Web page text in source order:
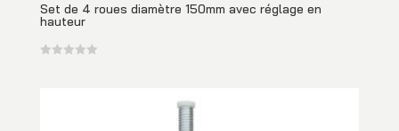
Set de 4 roues diamètre 150mm avec réglage en
hauteur